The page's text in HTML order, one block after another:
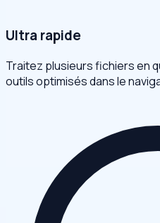
Ultra rapide
Traitez plusieurs fichiers en
outils optimisés dans le